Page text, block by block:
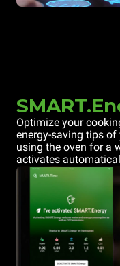
Optimize your
energy-saving tips of
using the oven for a
activates